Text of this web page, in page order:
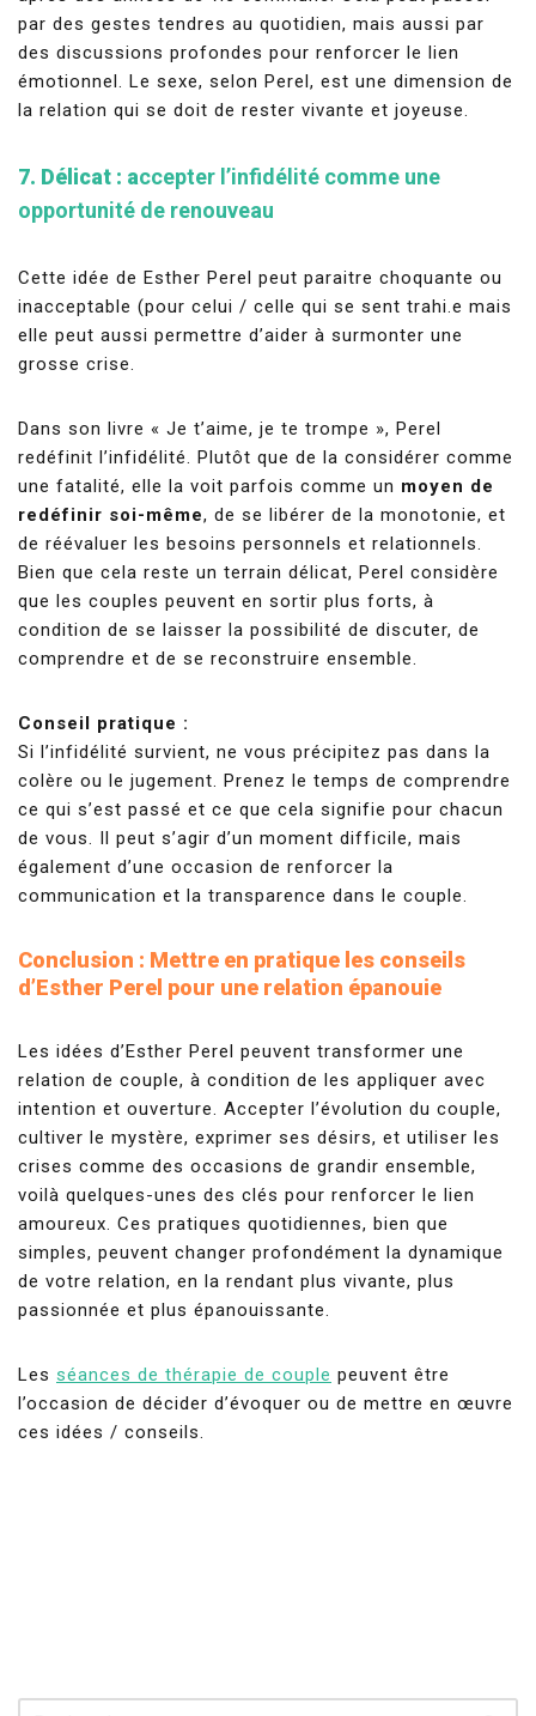
par des gestes tendres au quotidien, mais aussi par
des discussions profondes pour renforcer le lien
émotionnel. Le sexe, selon Perel, est une dimension de
la relation qui se doit de rester vivante et joyeuse.
7. Délicat : accepter l’infidélité comme une
opportunité de renouveau
Cette idée de Esther Perel peut paraitre choquante ou
inacceptable (pour celui / celle qui se sent trahi.e mais
elle peut aussi permettre d’aider à surmonter une
grosse crise.
Dans son livre « Je t’aime, je te trompe », Perel
redéfinit l’infidélité. Plutôt que de la considérer comme
une fatalité, elle la voit parfois comme un moyen de
redéfinir soi-même, de se libérer de la monotonie, et
de réévaluer les besoins personnels et relationnels.
Bien que cela reste un terrain délicat, Perel considère
que les couples peuvent en sortir plus forts, à
condition de se laisser la possibilité de discuter, de
comprendre et de se reconstruire ensemble.
Conseil pratique :
Si l’infidélité survient, ne vous précipitez pas dans la
colère ou le jugement. Prenez le temps de comprendre
ce qui s’est passé et ce que cela signifie pour chacun
de vous. Il peut s’agir d’un moment difficile, mais
également d’une occasion de renforcer la
communication et la transparence dans le couple.
Conclusion : Mettre en pratique les conseils
d’Esther Perel pour une relation épanouie
Les idées d’Esther Perel peuvent transformer une
relation de couple, à condition de les appliquer avec
intention et ouverture. Accepter l’évolution du couple,
cultiver le mystère, exprimer ses désirs, et utiliser les
crises comme des occasions de grandir ensemble,
voilà quelques-unes des clés pour renforcer le lien
amoureux. Ces pratiques quotidiennes, bien que
simples, peuvent changer profondément la dynamique
de votre relation, en la rendant plus vivante, plus
passionnée et plus épanouissante.
Les séances de thérapie de couple peuvent être
l’occasion de décider d’évoquer ou de mettre en œuvre
ces idées / conseils.